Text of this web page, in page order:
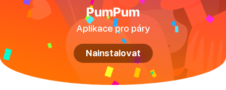
PumPum
Aplikace pro páry
Nainstalovat